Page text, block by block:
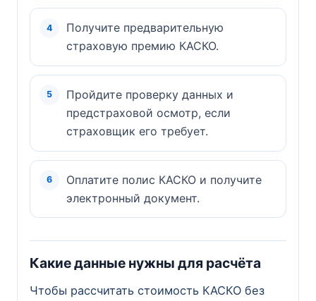
Получите предварительную
страховую премию КАСКО.
Пройдите проверку данных и
предстраховой осмотр, если
страховщик его требует.
Оплатите полис КАСКО и получите
электронный документ.
Какие данные нужны для расчёта
Чтобы рассчитать стоимость КАСКО без